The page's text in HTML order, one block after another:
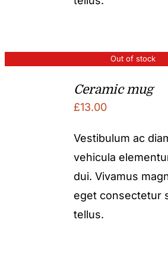
Out of stock
Ceramic mug
£13.00
Vestibulum ac
vehicula
dui. Vivamus
eget consectetur
tellus.